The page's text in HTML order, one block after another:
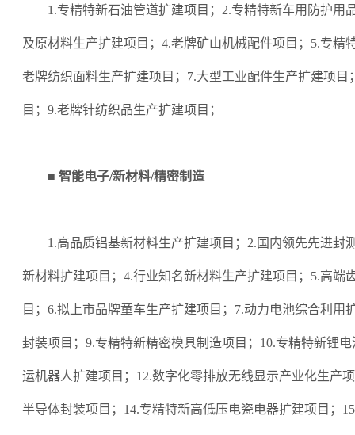
1.专精特新石油管道扩建项目；2.专精特新车用防护用
及原材料生产扩建项目；4.老牌矿山机械配件项目；5.专精
老牌纺织面料生产扩建项目；7.大型工业配件生产扩建项目
目；9.老牌针纺织品生产扩建项目；
■ 智能电子/新材料/精密制造
1.高品质铝基新材料生产扩建项目；2.国内领先先进封
新材料扩建项目；4.行业知名新材料生产扩建项目；5.高端
目；6.拟上市品牌童车生产扩建项目；7.动力电池综合利用
封装项目；9.专精特新精密模具制造项目；10.专精特新锂
运机器人扩建项目；12.数字化零排放无线显示产业化生产
半导体封装项目；14.专精特新高低压电瓷电器扩建项目；